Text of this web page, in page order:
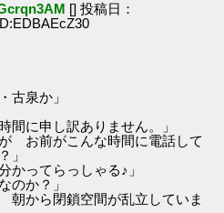
[] 投稿日：
古泉か」
に申し訳ありません。」
お前がこんな時間に電話して
」
ってらっしゃる♪」
のか？」
から閉鎖空間が乱立していま